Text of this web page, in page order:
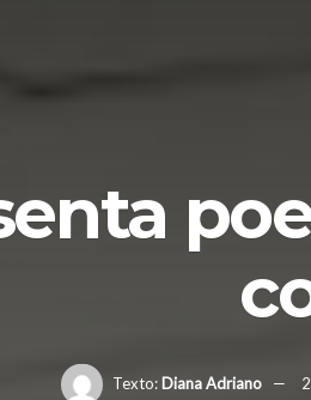
Texto:Diana Adriano